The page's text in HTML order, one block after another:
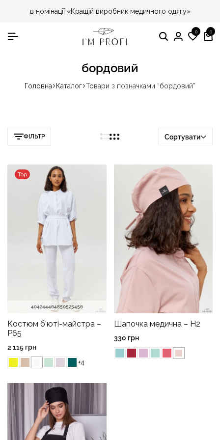
в номінації «Кращій виробник медичного одягу»
Пошук
0 0
бордовий
Головна Каталог Товари з позначками “бордовий”
ФІЛЬТР Сортувати
Top
404244464850525456
Костюм б’юті-майстра –
P65
2 115 грн
+4
Шапочка медична – H2
330 грн